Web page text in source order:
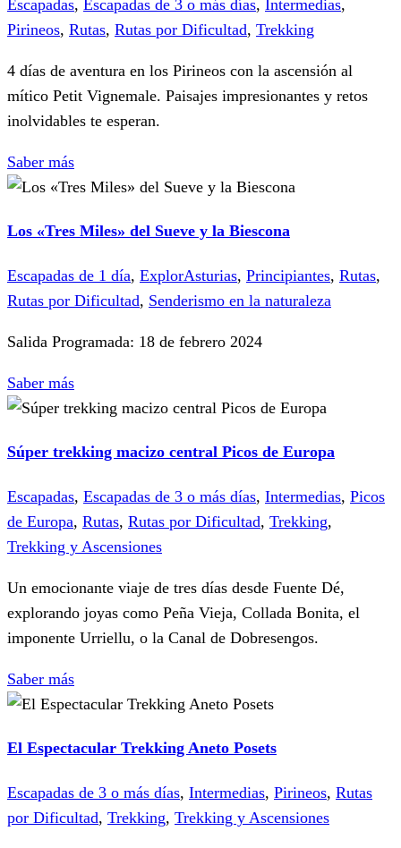
Escapadas, Escapadas de 3 o más días, Intermedias,
Pirineos, Rutas, Rutas por Dificultad, Trekking
4 días de aventura en los Pirineos con la ascensión al
mítico Petit Vignemale. Paisajes impresionantes y retos
inolvidables te esperan.
Saber más
Los «Tres Miles» del Sueve y la Biescona
Escapadas de 1 día, ExplorAsturias, Principiantes, Rutas,
Rutas por Dificultad, Senderismo en la naturaleza
Salida Programada: 18 de febrero 2024
Saber más
Súper trekking macizo central Picos de Europa
Escapadas, Escapadas de 3 o más días, Intermedias, Picos
de Europa, Rutas, Rutas por Dificultad, Trekking,
Trekking y Ascensiones
Un emocionante viaje de tres días desde Fuente Dé,
explorando joyas como Peña Vieja, Collada Bonita, el
imponente Urriellu, o la Canal de Dobresengos.
Saber más
El Espectacular Trekking Aneto Posets
Escapadas de 3 o más días, Intermedias, Pirineos, Rutas
por Dificultad, Trekking, Trekking y Ascensiones